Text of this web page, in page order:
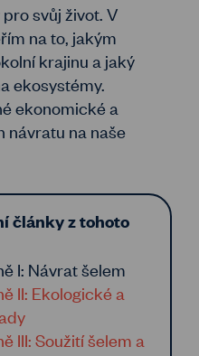
svůj život. V
na to, jakým
krajinu a jaký
ekosystémy.
ekonomické a
návratu na naše
články z tohoto
I: Návrat šelem
II: Ekologické a
III: Soužití šelem a